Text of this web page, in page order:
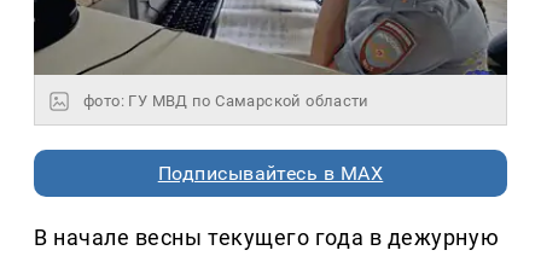
фото: ГУ МВД по Самарской области
Подписывайтесь в MAX
В начале весны текущего года в дежурную